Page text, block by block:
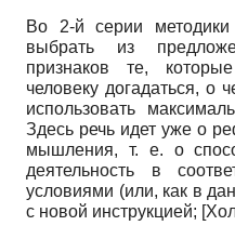
Во 2-й серии
выбрать из
признаков те,
человеку догадаться, о
использовать
Здесь речь идет уже о
мышления, т. е. о
деятельность в
условиями (или, как в
с новой инструкцией; [